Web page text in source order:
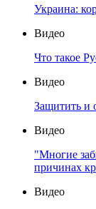
Украина:
Видео
Что такое
Видео
Защитить и
Видео
"Многие
причинах
Видео